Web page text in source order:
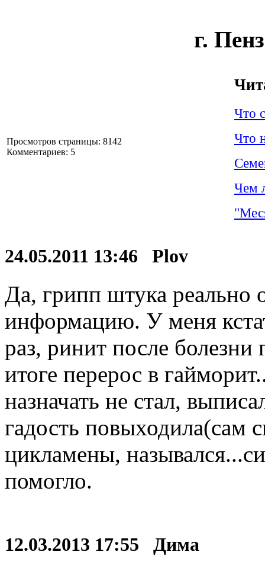
г.
Просмотров страницы: 8142
Комментариев: 5
Что
Что
Чем
24.05.2011 13:46 Plov
Да, грипп штука реально
информацию. У меня
раз, ринит после болезни
итоге перерос в
назначать не стал,
гадость повыходила(сам
цикламены,
помогло.
12.03.2013 17:55 Дима